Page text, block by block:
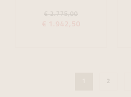
€ 2.775,00
2